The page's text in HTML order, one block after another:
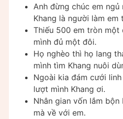
Anh đừng chúc em
Khang là người làm em
Thiếu 500 em tròn một
mình đủ một đôi.
Họ nghèo thì họ lang
mình tìm Khang nuôi
Ngoài kia đám cưới
lượt mình Khang ơi.
Nhân gian vốn lắm
mà về với em.